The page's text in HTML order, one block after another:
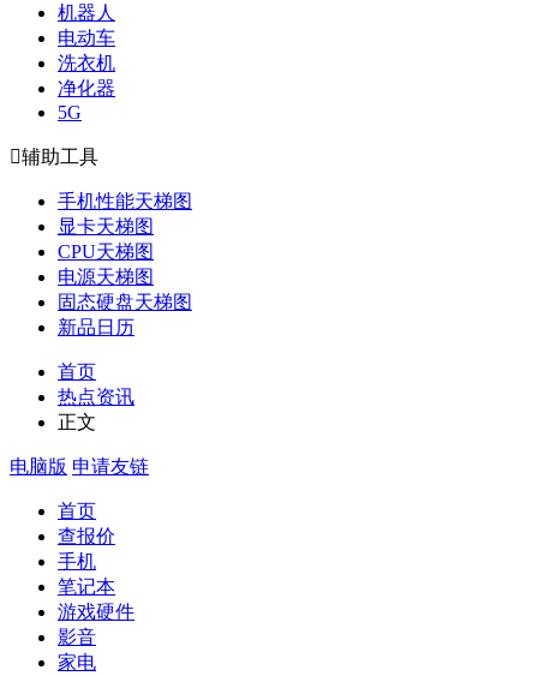
机器人
电动车
洗衣机
净化器
5G
辅助工具
手机性能天梯图
显卡天梯图
CPU天梯图
电源天梯图
固态硬盘天梯图
新品日历
首页
热点资讯
正文
电脑版 申请友链
首页
查报价
手机
笔记本
游戏硬件
影音
家电